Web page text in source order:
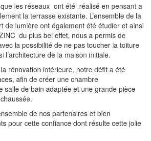
les réseaux ont été réalisé en pensant a
la terrasse existante. L’ensemble de la
de lumière ont également été étudier et ainsi
du plus bel effet, nous a permis de
la possibilité de ne pas toucher la toiture
l’architecture de la maison initiale.
rénovation intérieure, notre défit a été
afin de créer une chambre
salle de bain adaptée et une grande pièce
de nos partenaires et bien
pour cette confiance dont résulte cette jolie